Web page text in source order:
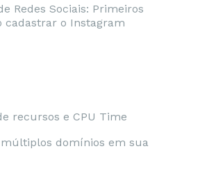
Redes Sociais: Primeiros
cadastrar o Instagram
recursos e CPU Time
domínios em sua